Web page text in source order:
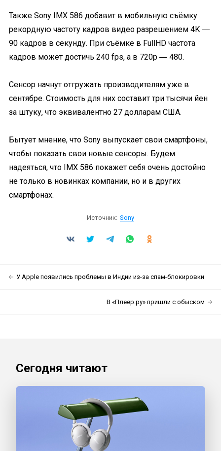
Также Sony IMX 586 добавит в мобильную съёмку
рекордную частоту кадров видео разрешением 4K ―
90 кадров в секунду. При съёмке в FullHD частота
кадров может достичь 240 fps, а в 720p ― 480.
Сенсор начнут отгружать производителям уже в
сентябре. Стоимость для них составит три тысячи йен
за штуку, что эквивалентно 27 долларам США.
Бытует мнение, что Sony выпускает свои смартфоны,
чтобы показать свои новые сенсоры. Будем
надеяться, что IMX 586 покажет себя очень достойно
не только в новинках компании, но и в других
смартфонах.
Источник: Sony
У Apple появились проблемы в Индии из-за спам-блокировки
В «Плеер.ру» пришли с обыском
Сегодня читают